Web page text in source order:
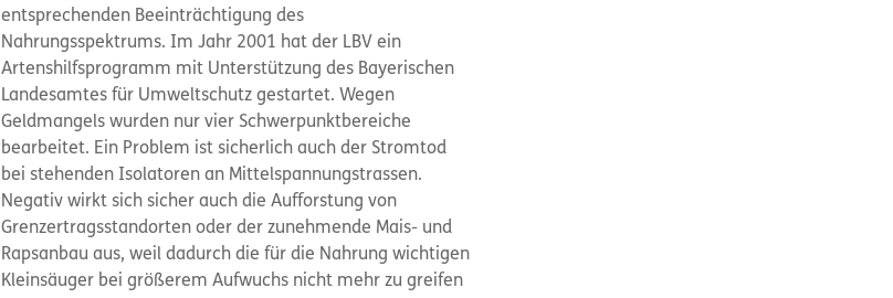
entsprechenden Beeinträchtigung des
Nahrungsspektrums. Im Jahr 2001 hat der LBV ein
Artenshilfsprogramm mit Unterstützung des Bayerischen
Landesamtes für Umweltschutz gestartet. Wegen
Geldmangels wurden nur vier Schwerpunktbereiche
bearbeitet. Ein Problem ist sicherlich auch der Stromtod
bei stehenden Isolatoren an Mittelspannungstrassen.
Negativ wirkt sich sicher auch die Aufforstung von
Grenzertragsstandorten oder der zunehmende Mais- und
Rapsanbau aus, weil dadurch die für die Nahrung wichtigen
Kleinsäuger bei größerem Aufwuchs nicht mehr zu greifen